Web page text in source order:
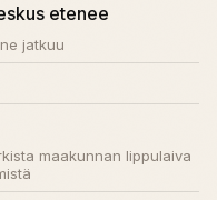
etenee
jatkuu
maakunnan lippulaiva